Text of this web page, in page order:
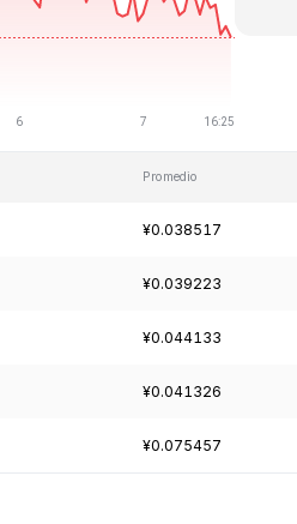
Promedio
¥0.038517
¥0.039223
¥0.044133
¥0.041326
¥0.075457